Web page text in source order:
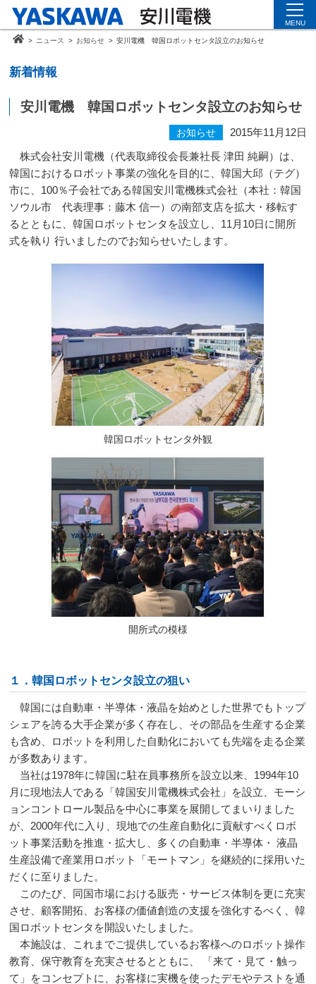
MENU
> ニュース > お知らせ > 安川電機 韓国ロボットセンタ設立のお知らせ
新着情報
安川電機 韓国ロボットセンタ設立のお知らせ
お知らせ
2015年11月12日
株式会社安川電機（代表取締役会長兼社長 津田 純嗣）は、
韓国におけるロボット事業の強化を目的に、韓国大邱（テグ）
市に、 100％子会社である韓国安川電機株式会社（本社：韓国
ソウル市 代表理事：藤木 信一）の南部支店を拡大・移転す
るとともに、韓国ロボットセンタを設立し、 11 月 10日に開所
式を執り 行いましたのでお知らせいたします。
韓国ロボットセンタ外観
開所式の模様
１．韓国ロボットセンタ設立の狙い
韓国には自動車・半導体・液晶を始めとした世界でもトップ
シェアを誇る大手企業が多く存在し、その部品を生産する企業
も含め、ロボットを利用した自動化においても先端を走る企業
が多数あります。
当社は1978年に韓国に駐在員事務所を設立以来、 1994年10
月に現地法人である「韓国安川電機株式会社」を設立、モーシ
ョンコントロール製品を中心に事業を展開してまいりました
が、 2000年代に入り、現地での生産自動化に貢献すべくロボ
ット事業活動を推進・拡大し、多くの自動車・半導体・ 液晶
生産設備で産業用ロボット「モートマン」を継続的に採用いた
だくに至りました。
このたび、同国市場における販売・サービス体制を更に充実
させ、顧客開拓、お客様の価値創造の支援を強化するべく、韓
国ロボットセンタを開設いたしました。
本施設は、これまでご提供しているお客様へのロボット操作
教育、保守教育を充実させるとともに、 「来て・見て・触っ
て」をコンセプトに、お客様に実機を使ったデモやテストを通